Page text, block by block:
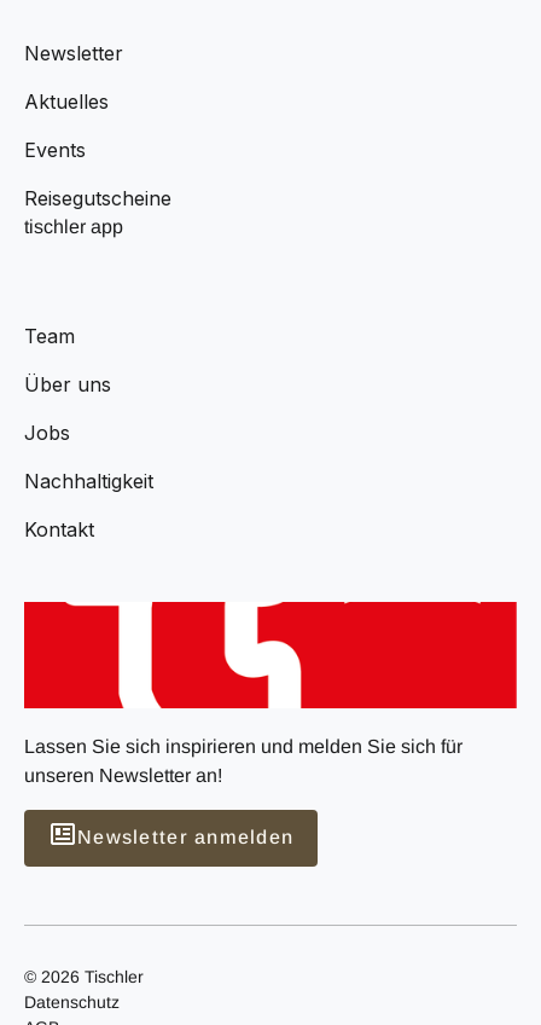
Newsletter
Aktuelles
Events
Reisegutscheine
tischler app
Team
Über uns
Jobs
Nachhaltigkeit
Kontakt
Lassen Sie sich inspirieren und melden Sie sich für
unseren Newsletter an!
Newsletter anmelden
© 2026 Tischler
Datenschutz